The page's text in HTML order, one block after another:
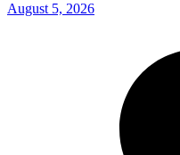
August 5, 2026